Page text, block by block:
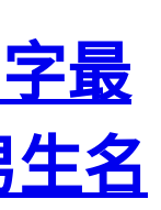
最
名